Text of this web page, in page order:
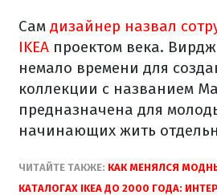
Сам дизайнер назвал
IKEA проектом века.
немало времени для
коллекции с названием
предназначена для
начинающих жить
ЧИТАЙТЕ ТАКЖЕ: КАК МЕНЯЛСЯ
КАТАЛОГАХ IKEA ДО 2000 ГОДА: